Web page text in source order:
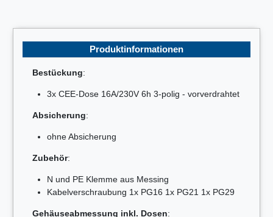
Produktinformationen
Bestückung:
3x CEE-Dose 16A/230V 6h 3-polig - vorverdrahtet
Absicherung:
ohne Absicherung
Zubehör:
N und PE Klemme aus Messing
Kabelverschraubung 1x PG16 1x PG21 1x PG29
Gehäuseabmessung inkl. Dosen: